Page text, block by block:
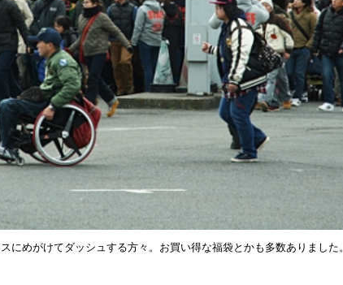
にめがけてダッシュする方々。お買い得な福袋とかも多数ありました。